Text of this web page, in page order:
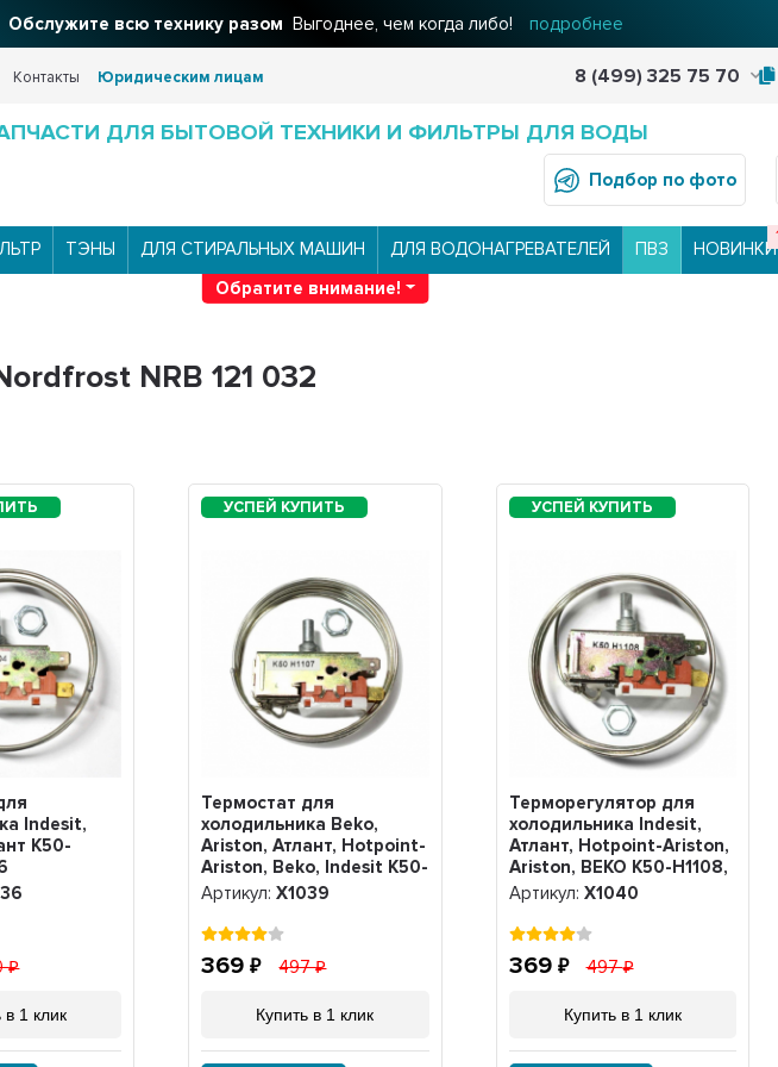
Обслужите всю технику разом Выгоднее, чем когда либо! подробнее
Фильтры для вашего домаРешения для очистки воды подробнее
Контакты Юридическим лицам 8 (499) 325 75 70
ДЛЯ БЫТОВОЙ ТЕХНИКИ И ФИЛЬТРЫ ДЛЯ ВОДЫ
Подбор по фото
ТЭНЫ ДЛЯ СТИРАЛЬНЫХ МАШИН ДЛЯ ВОДОНАГРЕВАТЕЛЕЙ ПВЗ НОВИНКИ
Обратите внимание!
NRB 121 032
Indesit,
K50-
в 1 клик
Термостат для
холодильника Beko,
Ariston, Атлант, Hotpoint-
Ariston, Beko, Indesit K50-
H1107, Х1039
Артикул:Х1039
369 497
Купить в 1 клик
Терморегулятор для
холодильника Indesit,
Атлант, Hotpoint-Ariston,
Ariston, BEKO K50-H1108,
Х1040
Артикул: Х1040
369 497
Купить в 1 клик